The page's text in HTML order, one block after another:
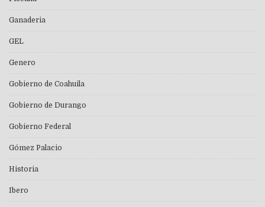
Ganaderia
GEL
Genero
Gobierno de Coahuila
Gobierno de Durango
Gobierno Federal
Gómez Palacio
Historia
Ibero